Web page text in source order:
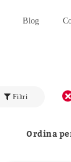
Blog
Filtri
Ordina